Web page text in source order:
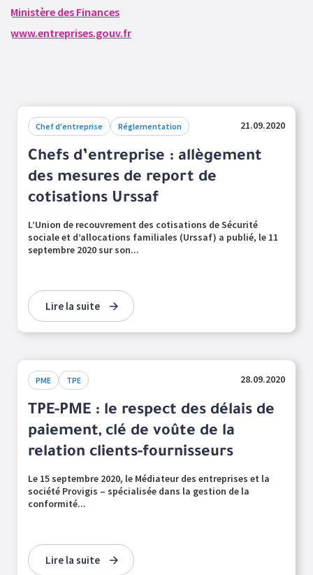
Ministère des Finances
www.entreprises.gouv.fr
Chef d'entreprise Réglementation 21.09.2020
Chefs d’entreprise : allègement
des mesures de report de
cotisations Urssaf
L’Union de recouvrement des cotisations de Sécurité
sociale et d’allocations familiales (Urssaf) a publié, le 11
septembre 2020 sur son...
Lire la suite
PME TPE 28.09.2020
TPE-PME : le respect des délais de
paiement, clé de voûte de la
relation clients-fournisseurs
Le 15 septembre 2020, le Médiateur des entreprises et la
société Provigis – spécialisée dans la gestion de la
conformité...
Lire la suite